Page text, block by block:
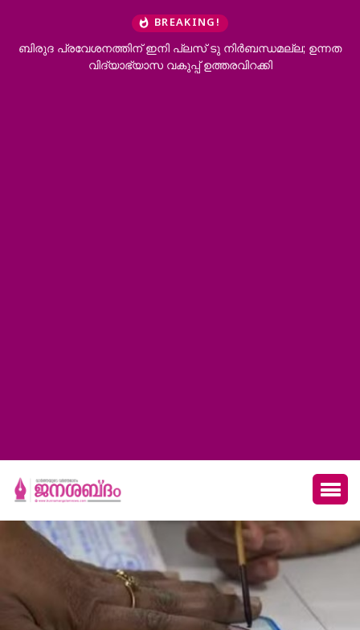
BREAKING!
ഉന്നത
ആര്‍ രാജേഷിന്റെ മൃതദേഹത്തോട് അനാദരവ്;
ചാവക്കാട് വരെ എത്തിച്ചത് ഫ്രീസര്‍ സംവിധാനം